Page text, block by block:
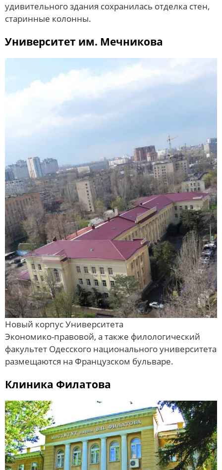
удивительного здания сохранилась отделка стен,
старинные колонны.
Университет им. Мечникова
Новый корпус Университета
Экономико-правовой, а также филологический
факультет Одесского национального университета
размещаются на Французском бульваре.
Клиника Филатова